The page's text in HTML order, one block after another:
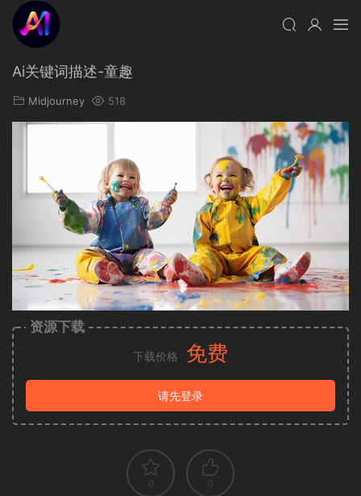
Ai关键词描述-童趣
Midjourney 518
资源下载
下载价格 免费
请先登录
0 0